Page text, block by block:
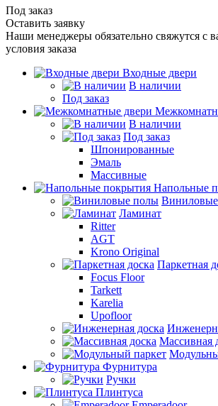
Под заказ
Оставить заявку
Наши менеджеры обязательно свяжутся с
условия заказа
Входные двери
В наличии
Под заказ
В наличии
Под заказ
Шпонированные
Эмаль
Массивные
Напольные
Ламинат
Ritter
AGT
Krono Original
Паркетная
Focus Floor
Tarkett
Karelia
Upofloor
Массивная
Фурнитура
Ручки
Плинтуса